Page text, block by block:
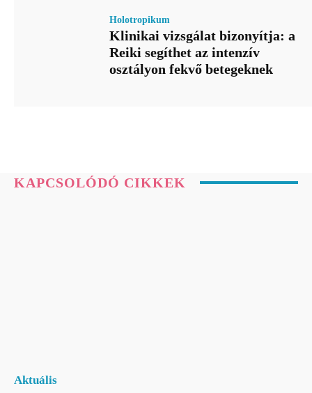
Holotropikum
Klinikai vizsgálat bizonyítja: a
Reiki segíthet az intenzív
osztályon fekvő betegeknek
KAPCSOLÓDÓ CIKKEK
Aktuális